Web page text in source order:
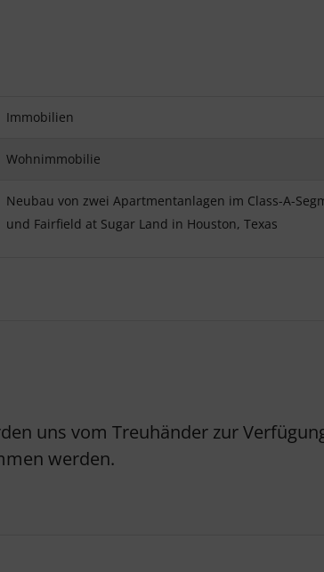
Immobilien
Wohnimmobilie
Neubau von zwei Apartmentanlagen im Class-A-
und Fairfield at Sugar Land in Houston, Texas
uns vom Treuhänder zur
werden.